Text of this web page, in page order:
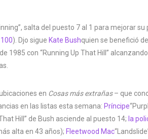
salta del puesto 7 al 1 para mejorar
). Djo sigue Kate Bushquien se benefició
1985 con “Running Up That Hill”
en Cosas más extrañas– que
en las listas esta semana: Príncipe
Hill” de Bush asciende al puesto 14; la
alta en 43 años); Fleetwood Mac